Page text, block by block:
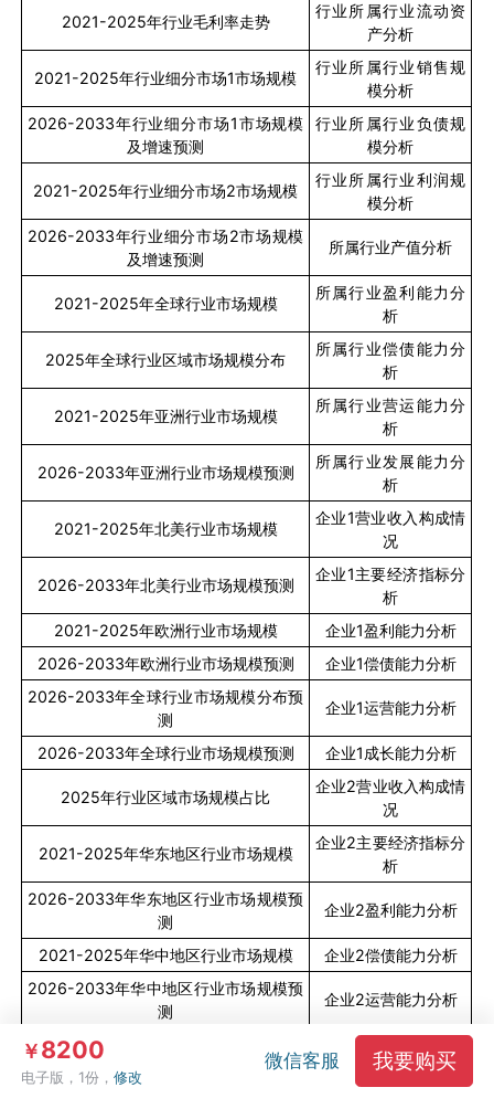
2021-2025年行业毛利率走势
行业所属行业流动资
产分析
2021-2025年行业细分市场1市场规模
行业所属行业销售规
模分析
2026-2033年行业细分市场1市场规模
及增速预测
行业所属行业负债规
模分析
2021-2025年行业细分市场2市场规模
行业所属行业利润规
模分析
2026-2033年行业细分市场2市场规模
及增速预测
所属行业产值分析
2021-2025年全球行业市场规模
所属行业盈利能力分
析
2025年全球行业区域市场规模分布
所属行业偿债能力分
析
2021-2025年亚洲行业市场规模
所属行业营运能力分
析
2026-2033年亚洲行业市场规模预测
所属行业发展能力分
析
2021-2025年北美行业市场规模
企业1营业收入构成情
况
2026-2033年北美行业市场规模预测
企业1主要经济指标分
析
2021-2025年欧洲行业市场规模 企业1盈利能力分析
2026-2033年欧洲行业市场规模预测 企业1偿债能力分析
2026-2033年全球行业市场规模分布预
测
企业1运营能力分析
2026-2033年全球行业市场规模预测 企业1成长能力分析
2025年行业区域市场规模占比
企业2营业收入构成情
况
2021-2025年华东地区行业市场规模
企业2主要经济指标分
析
2026-2033年华东地区行业市场规模预
测
企业2盈利能力分析
2021-2025年华中地区行业市场规模 企业2偿债能力分析
2026-2033年华中地区行业市场规模预
测
企业2运营能力分析
2021-2025 2
2026-2033年华南地区行业市场规模预
营业收入构成情
￥8200
电子版，1份，修改
微信客服 我要购买